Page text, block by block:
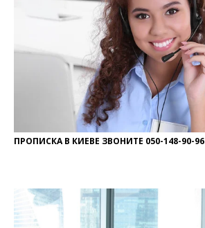
ПРОПИСКА В КИЕВЕ ЗВОНИТЕ 050-148-90-96